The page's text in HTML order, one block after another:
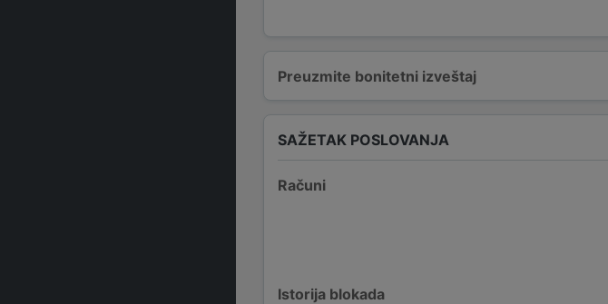
Preuzmite bonitetni izveštaj
SAŽETAK POSLOVANJA
Računi
Istorija blokada